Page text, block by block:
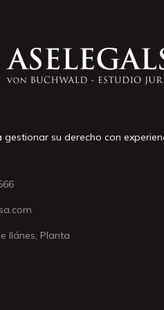
su derecho con
Ilánes, Planta